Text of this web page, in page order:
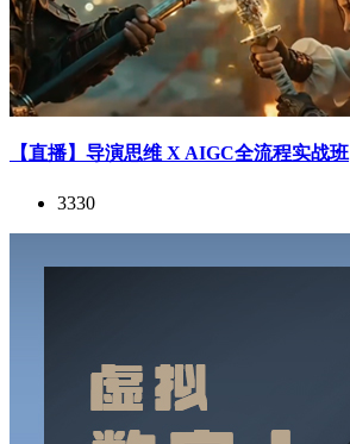
【直播】导演思维 X AIGC全流程实战班
3330